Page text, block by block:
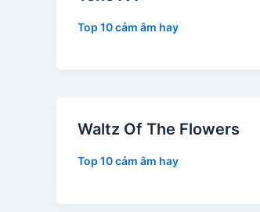
Top 10 cảm âm hay
Waltz Of The Flowers
Top 10 cảm âm hay